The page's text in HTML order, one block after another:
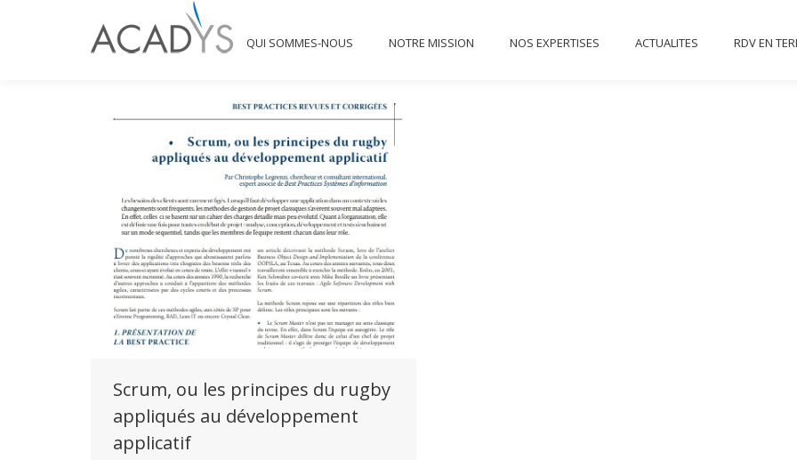
QUI SOMMES-NOUS NOTRE MISSION NOS EXPERTISES ACTUALITES RDV EN
Scrum, ou les principes du rugby
appliqués au développement
applicatif